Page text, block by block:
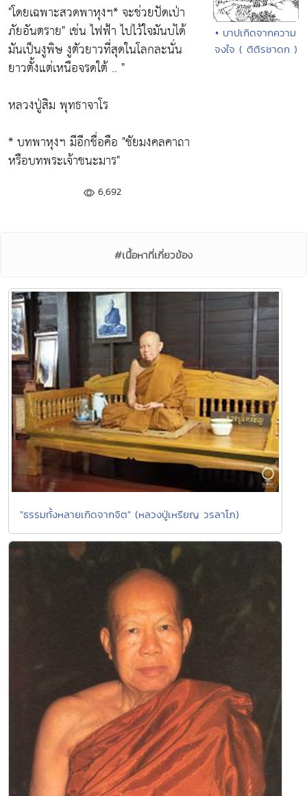
"โดยเฉพาะสวดพาหุงฯ*จะช่วยปัดเป่า
ภัยอันตราย" เช่นไฟฟ้าไปไว้ใจมันบ่ได้
มันเป็นงูพิษงูตัวยาวที่สุดในโลกละนั่น
ยาวตั้งแต่เหนือจรดใต้.. "
หลวงปู่สิม พุทธาจาโร
* บทพาหุงฯ มีอีกชื่อคือ "ชัยมงคลคาถา
หรือบทพระเจ้าชนะมาร"
6,692
• บาปเกิดจากความ
จงใจ ( ติติรชาดก )
#เนื้อหาที่เกี่ยวข้อง
"ธรรมทั้งหลายเกิดจากจิต" (หลวงปู่เหรียญ วรลาโภ)